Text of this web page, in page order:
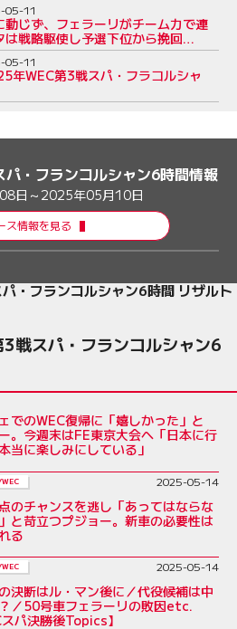
動じず、フェラーリがチーム力で連
戦略駆使し予選下位から挽回
ポート】
05-11
年WEC第3戦スパ・フラコルシャ
05-11
・フランコルシャン6時間情報
日～2025年05月10日
ス情報を見る
・フランコルシャン6時間 リザルト
戦スパ・フランコルシャン6
でのWEC復帰に「嬉しかった」と
。今週末はFE東京大会へ「日本に行
当に楽しみにしている」
WEC 2025-05-14
のチャンスを逃し「あってはならな
と苛立つプジョー。新車の必要性は
る
WEC 2025-05-14
決断はル・マン後に／代役候補は中
／50号車フェラーリの敗因etc.
スパ決勝後Topics】